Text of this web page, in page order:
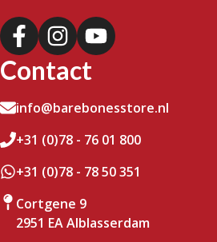
Contact
info@barebonesstore.nl
+31 (0)78 - 76 01 800
+31 (0)78 - 78 50 351
Cortgene 9
2951 EA Alblasserdam